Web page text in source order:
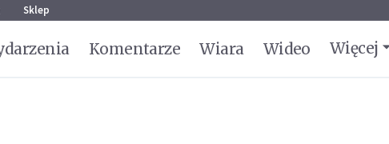
Sklep
Komentarze Wiara Wideo Więcej